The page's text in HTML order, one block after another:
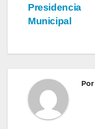
Presidencia
Municipal
Por